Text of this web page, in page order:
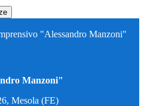
"Alessandro Manzoni"
Manzoni"
Mesola (FE)